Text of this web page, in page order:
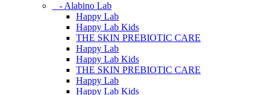
- Alabino Lab
Happy Lab
Happy Lab Kids
THE SKIN PREBIOTIC CARE
Happy Lab
Happy Lab Kids
THE SKIN PREBIOTIC CARE
Happy Lab
Happy Lab Kids